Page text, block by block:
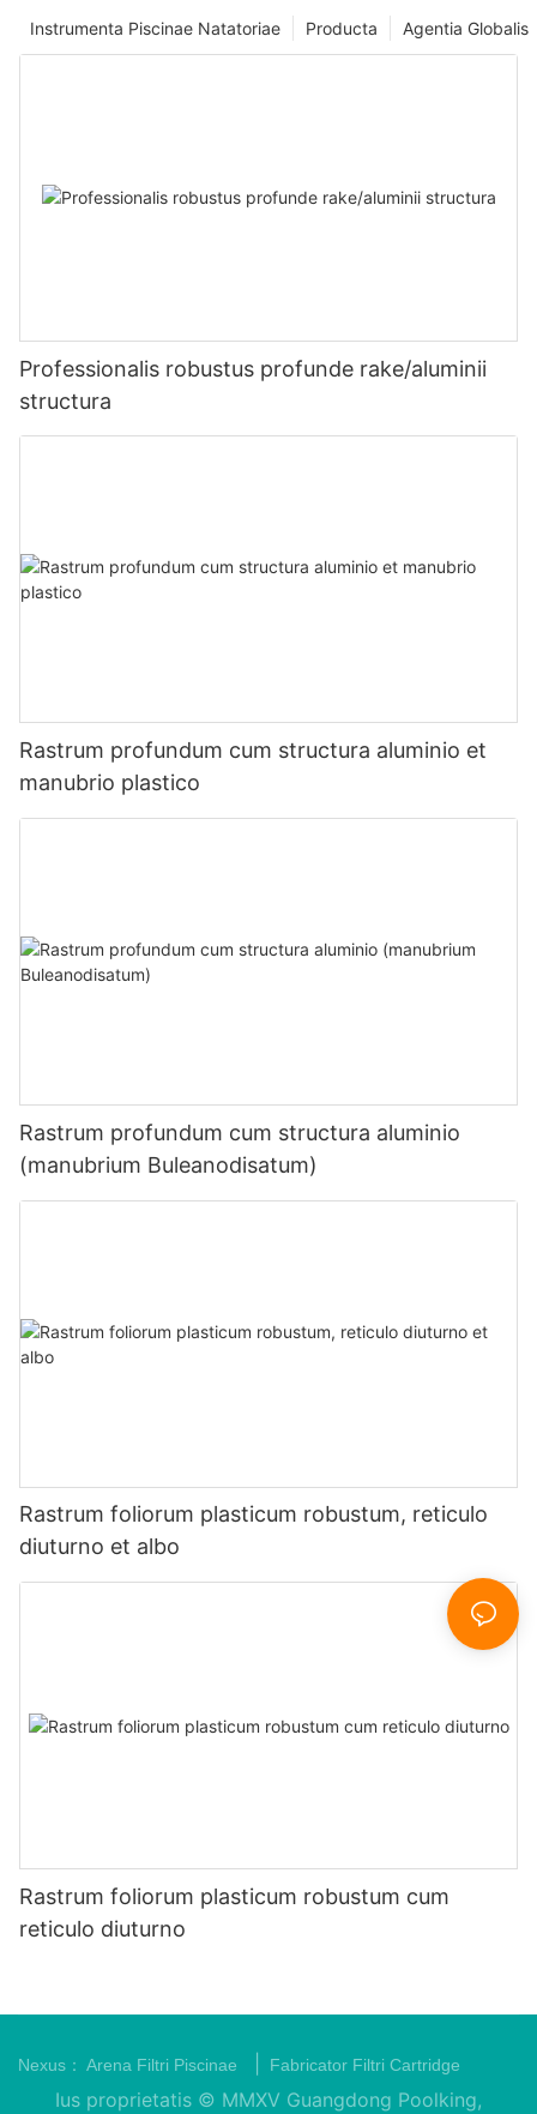
Agentia Globalis
Producta
Instrumenta Piscinae Natatoriae
Professionalis robustus profunde rake/aluminii
structura
Rastrum profundum cum structura aluminio et
manubrio plastico
Rastrum profundum cum structura aluminio
(manubrium Buleanodisatum)
Rastrum foliorum plasticum robustum, reticulo
diuturno et albo
Rastrum foliorum plasticum robustum cum
reticulo diuturno
Nexus： Arena Filtri Piscinae Fabricator Filtri Cartridge
Ius proprietatis © MMXV Guangdong Poolking,